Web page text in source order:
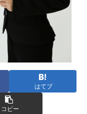
はてブ
コピー